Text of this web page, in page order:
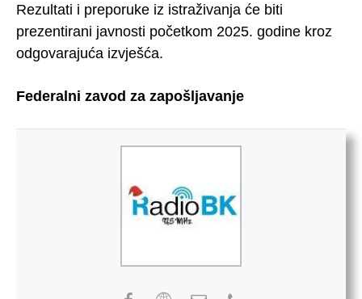
Rezultati i preporuke iz istraživanja će biti
prezentirani javnosti početkom 2025. godine kroz
odgovarajuća izvješća.
Federalni zavod za zapošljavanje